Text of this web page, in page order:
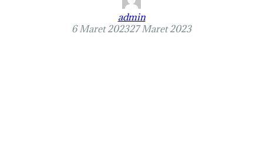
admin
6 Maret 202327 Maret 2023